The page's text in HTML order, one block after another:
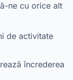
ne cu orice alt
de activitate
încrederea